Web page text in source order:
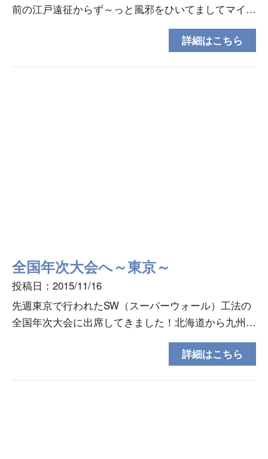
前の江戸遠征からず～っと風邪をひいてましてマイコ
プラズマやら百日咳を調べられております…結果は１
週間後ってその頃には治ってるかもです(ーー゛)さ
詳細はこちら
全国年次大会へ～東京～
投稿日：2015/11/16
先週東京で行われたSW（スーパーウォール）工法の
全国年次大会に出席してきました！北海道から九州ま
での工務店・販売店・メーカーの７３０名が参加しま
した★↓奥が見えません！！！(ー_ー)!!参加は二度目
詳細はこちら